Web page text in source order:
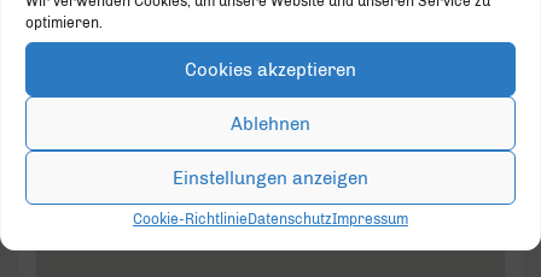
optimieren.
Cookies akzeptieren
Ablehnen
Einstellungen anzeigen
Cookie-Richtlinie DatenschutzImpressum
Hotel Aspethera
Am Busdorf 7 - Paderborn
Veranstaltungen